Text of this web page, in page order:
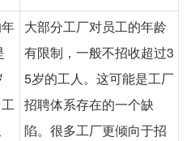
大部分工厂对员工的年龄
有限制，一般不招收超过3
5岁的工人。这可能是工厂
招聘体系存在的一个缺
陷。很多工厂更倾向于招